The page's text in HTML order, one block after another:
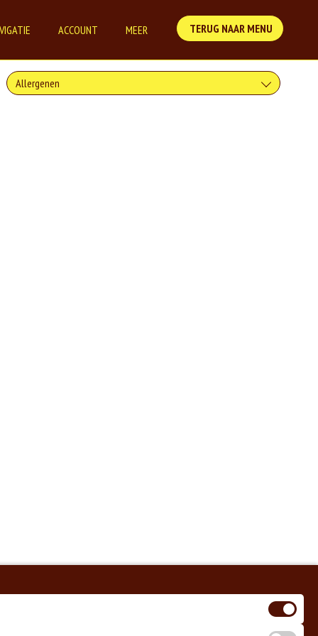
ACCOUNT MEER TERUG NAAR MENU
Allergenen